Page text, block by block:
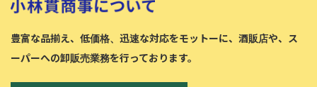
豊富な品揃え、低価格、迅速な対応をモットーに、 酒販店や、ス
ーパーへの卸販売業務を行っております。